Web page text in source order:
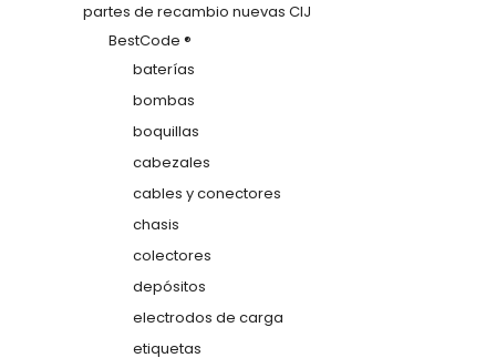
partes de recambio nuevas CIJ
BestCode ®
baterías
bombas
boquillas
cabezales
cables y conectores
chasis
colectores
depósitos
electrodos de carga
etiquetas